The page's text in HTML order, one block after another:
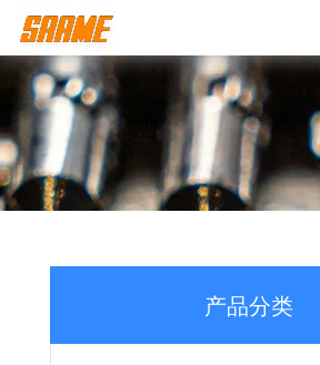
产品分类